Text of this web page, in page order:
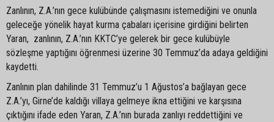
Zanlının, Z.A.’nın gece kulübünde çalışmasını istemediğini ve onunla
geleceğe yönelik hayat kurma çabaları içerisine girdiğini belirten
Yaran, zanlının, Z.A.’nın KKTC’ye gelerek bir gece kulübüyle
sözleşme yaptığını öğrenmesi üzerine 30 Temmuz’da adaya geldiğini
kaydetti.
Zanlının plan dahilinde 31 Temmuz’u 1 Ağustos’a bağlayan gece
Z.A.’yı, Girne’de kaldığı villaya gelmeye ikna ettiğini ve karşısına
çıktığını ifade eden Yaran, Z.A.’nın burada zanlıyı reddettiğini ve